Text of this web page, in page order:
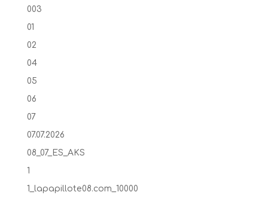
003
01
02
04
05
06
07
07.07.2026
08_07_ES_AKS
1
1_lapapillote08.com_10000